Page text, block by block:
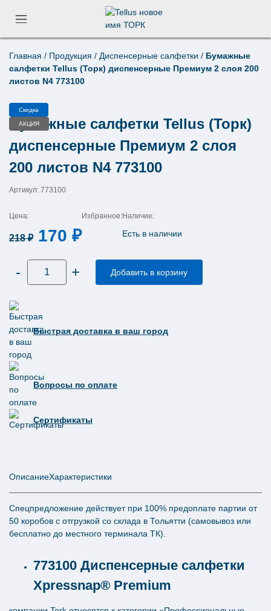
Поиск по товарам
×
Главная / Продукция / Диспенсерные салфетки / Бумажные
салфетки Tellus (Торк) диспенсерные Премиум 2 слоя 200
листов N4 773100
Скидка
АКЦИЯ
Бумажные салфетки Tellus (Торк)
диспенсерные Премиум 2 слоя
200 листов N4 773100
Артикул: 773100
Цена:
218₽ Первоначальная
составляла
218 ₽.
170 ₽Текущая
170 ₽.
Избранное:Наличие:
Есть в наличии
-
Количество
товара
диспенсерные
Премиум
2
слоя
200
листов
+ Добавить в корзину
Быстрая доставка в ваш город
Вопросы по оплате
Сертификаты
ОписаниеХарактеристики
Спецпредложение действует при 100% предоплате партии от
50 коробов с отгрузкой со склада в Тольятти (самовывоз или
бесплатно до местного терминала ТК).
773100 Диспенсерные салфетки
Xpressnap® Premium